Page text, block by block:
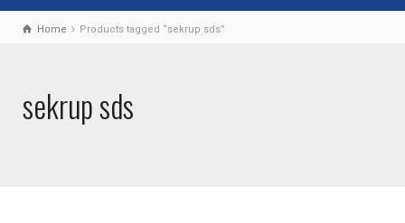
Home Products tagged “sekrup sds”
sekrup sds